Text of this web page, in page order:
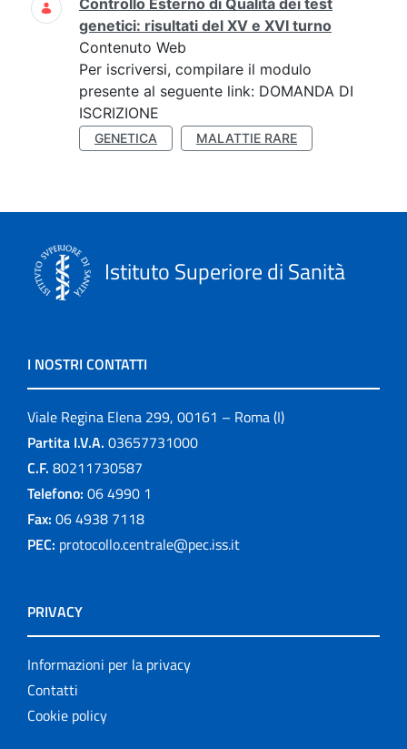
Controllo Esterno di Qualità dei test
genetici: risultati del XV e XVI turno
Contenuto Web
Per iscriversi, compilare il modulo
presente al seguente link: DOMANDA DI
ISCRIZIONE
GENETICA MALATTIE RARE
Istituto Superiore di Sanità
I NOSTRI CONTATTI
Viale Regina Elena 299, 00161 – Roma (I)
Partita I.V.A. 03657731000
C.F. 80211730587
Telefono: 06 4990 1
Fax: 06 4938 7118
PEC: protocollo.centrale@pec.iss.it
PRIVACY
Informazioni per la privacy
Contatti
Cookie policy